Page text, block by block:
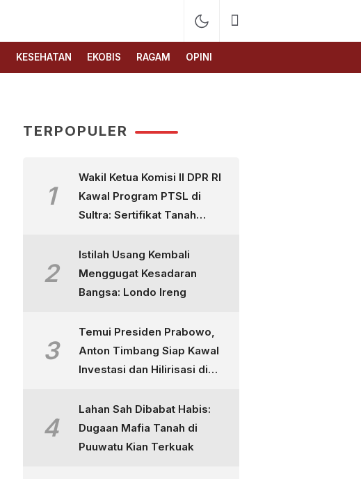
KESEHATAN EKOBIS RAGAM OPINI
TERPOPULER
1
Wakil Ketua Komisi II DPR RI
Kawal Program PTSL di
Sultra: Sertifikat Tanah
Kertas
2
Istilah Usang Kembali
Menggugat Kesadaran
Bangsa: Londo Ireng
3
Temui Presiden Prabowo,
Anton Timbang Siap Kawal
Investasi dan Hilirisasi di
4
Lahan Sah Dibabat Habis:
Dugaan Mafia Tanah di
Puuwatu Kian Terkuak